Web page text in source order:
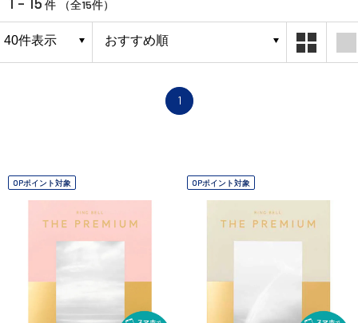
件 （全15件）
1
OPポイント対象 OPポイント対象